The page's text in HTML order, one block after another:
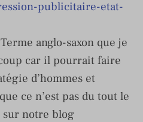
publicitaire-etat-
anglo-saxon que je
car il pourrait faire
d’hommes et
ce n’est pas du tout le
sur notre blog